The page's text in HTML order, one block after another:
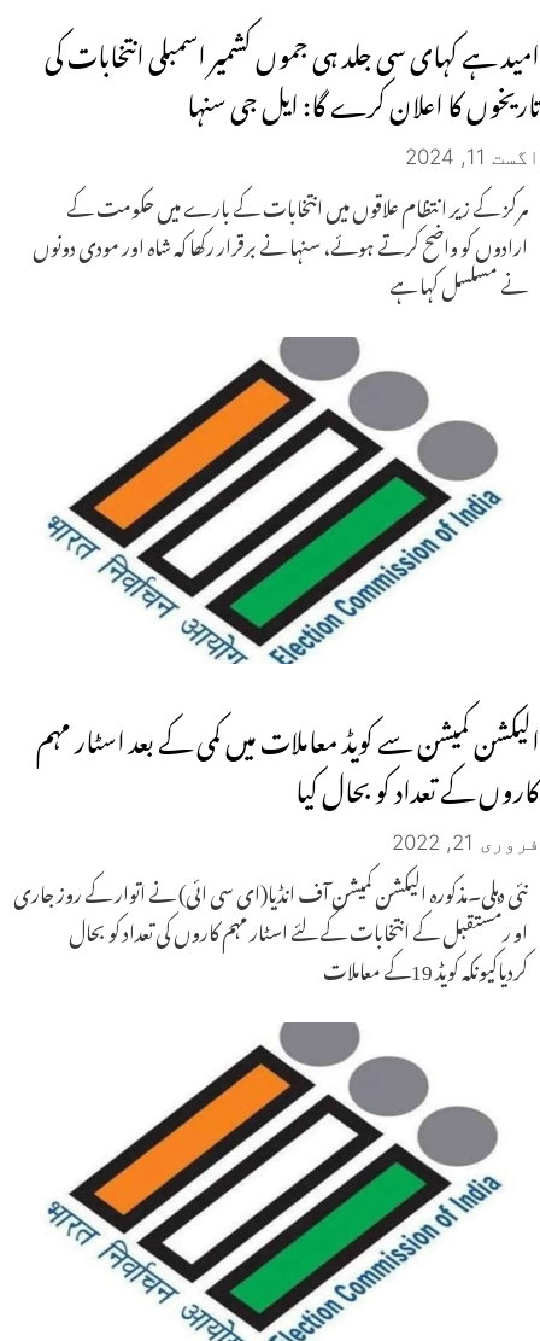
امید ہے کہای سی جلد ہی جموں کشمیر اسمبلی انتخابات کی
تاریخوں کا اعلان کرے گا: ایل جی سنہا
اگست 11, 2024
مرکز کے زیر انتظام علاقوں میں انتخابات کے بارے میں حکومت کے
ارادوں کو واضح کرتے ہوئے، سنہا نے برقرار رکھا کہ شاہ اور مودی دونوں
نے مسلسل کہا ہے
الیکشن کمیشن سے کویڈ معاملات میں کمی کے بعد اسٹار مہم
کاروں کے تعداد کو بحال کیا
فروری 21, 2022
نئی دہلی۔مذکورہ الیکشن کمیشن آف انڈیا(ای سی ائی) نے اتوار کے روز جاری
او رمستقبل کے انتخابات کے لئے اسٹار مہم کاروں کی تعداد کو بحال
کردیاکیونکہ کویڈ 19کے معاملات